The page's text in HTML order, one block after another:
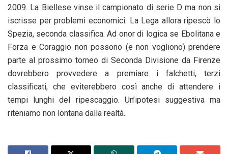
2009. La Biellese vinse il campionato di serie D ma non si
iscrisse per problemi economici. La Lega allora ripescò lo
Spezia, seconda classifica. Ad onor di logica se Ebolitana e
Forza e Coraggio non possono (e non vogliono) prendere
parte al prossimo torneo di Seconda Divisione da Firenze
dovrebbero provvedere a premiare i falchetti, terzi
classificati, che eviterebbero così anche di attendere i
tempi lunghi del ripescaggio. Un’ipotesi suggestiva ma
riteniamo non lontana dalla realtà.